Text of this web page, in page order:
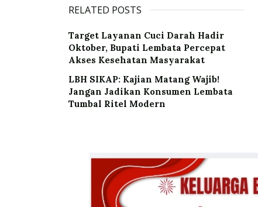
RELATED POSTS
Target Layanan Cuci Darah Hadir
Oktober, Bupati Lembata Percepat
Akses Kesehatan Masyarakat
LBH SIKAP: Kajian Matang Wajib!
Jangan Jadikan Konsumen Lembata
Tumbal Ritel Modern